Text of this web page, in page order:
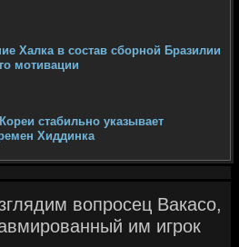
Халка в состав сборной Бразилии
мотивации
стабильно указывает
Хиддинка
вопросец Вакасо,
им игрок